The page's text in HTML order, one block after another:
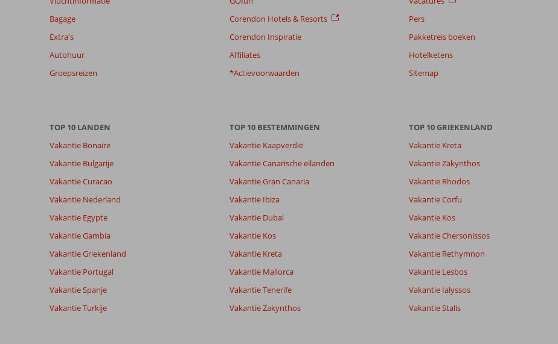
van
Meer
beoordelingen.
Totale score
Gebaseerd op:
beoordelingen
9,2
Uitstekend
Kamers
9,5
Kindvriendelijk
Ervaringen
van onze
klanten
Taal
Filter reisgezelschap
Sorteren op
9,0
Bagage
Extra's
Autohuur
Groepsreizen
Corendon Hotels & Resorts
Corendon Inspiratie
Affiliates
*Actievoorwaarden
Pers
Pakketreis boeken
Hotelketens
Sitemap
TOP 10 LANDEN
Vakantie Bonaire
Vakantie Bulgarije
Vakantie Curacao
Vakantie Nederland
Vakantie Egypte
Vakantie Gambia
Vakantie Griekenland
Vakantie Portugal
Vakantie Spanje
Vakantie Turkije
TOP 10 BESTEMMINGEN
Vakantie Kaapverdië
Vakantie Canarische eilanden
Vakantie Gran Canaria
Vakantie Ibiza
Vakantie Dubai
Vakantie Kos
Vakantie Kreta
Vakantie Mallorca
Vakantie Tenerife
Vakantie Zakynthos
TOP 10 GRIEKENLAND
Vakantie Kreta
Vakantie Zakynthos
Vakantie Rhodos
Vakantie Corfu
Vakantie Kos
Vakantie Chersonissos
Vakantie Rethymnon
Vakantie Lesbos
Vakantie Ialyssos
Vakantie Stalis